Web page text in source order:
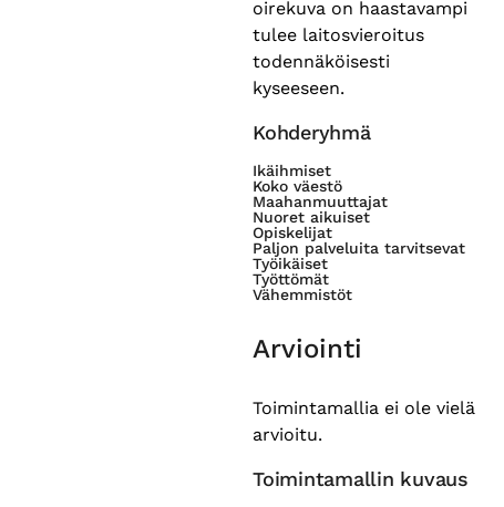
oirekuva on haastavampi
tulee laitosvieroitus
todennäköisesti
kyseeseen.
Kohderyhmä
Ikäihmiset
Koko väestö
Maahanmuuttajat
Nuoret aikuiset
Opiskelijat
Paljon palveluita tarvitsevat
Työikäiset
Työttömät
Vähemmistöt
Arviointi
Toimintamallia ei ole vielä
arvioitu.
Toimintamallin kuvaus